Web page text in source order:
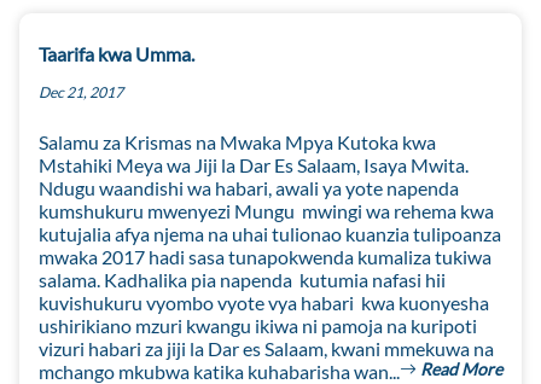
Taarifa kwa Umma.
Dec 21, 2017
Salamu za Krismas na Mwaka Mpya Kutoka kwa
Mstahiki Meya wa Jiji la Dar Es Salaam, Isaya Mwita.
Ndugu waandishi wa habari, awali ya yote napenda
kumshukuru mwenyezi Mungu mwingi wa rehema kwa
kutujalia afya njema na uhai tulionao kuanzia tulipoanza
mwaka 2017 hadi sasa tunapokwenda kumaliza tukiwa
salama. Kadhalika pia napenda kutumia nafasi hii
kuvishukuru vyombo vyote vya habari kwa kuonyesha
ushirikiano mzuri kwangu ikiwa ni pamoja na kuripoti
vizuri habari za jiji la Dar es Salaam, kwani mmekuwa na
mchango mkubwa katika kuhabarisha wan...
Read More